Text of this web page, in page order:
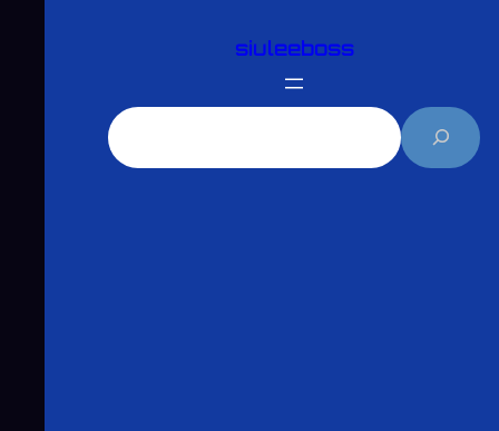
siuleeboss